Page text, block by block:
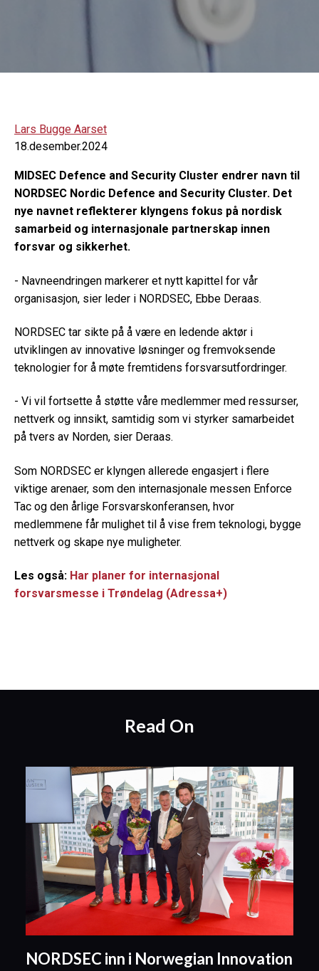
Lars Bugge Aarset
18.desember.2024
MIDSEC Defence and Security Cluster endrer navn til
NORDSEC Nordic Defence and Security Cluster. Det
nye navnet reflekterer klyngens fokus på nordisk
samarbeid og internasjonale partnerskap innen
forsvar og sikkerhet.
- Navneendringen markerer et nytt kapittel for vår
organisasjon, sier leder i NORDSEC, Ebbe Deraas.
NORDSEC tar sikte på å være en ledende aktør i
utviklingen av innovative løsninger og fremvoksende
teknologier for å møte fremtidens forsvarsutfordringer.
- Vi vil fortsette å støtte våre medlemmer med ressurser,
nettverk og innsikt, samtidig som vi styrker samarbeidet
på tvers av Norden, sier Deraas.
Som NORDSEC er klyngen allerede engasjert i flere
viktige arenaer, som den internasjonale messen Enforce
Tac og den årlige Forsvarskonferansen, hvor
medlemmene får mulighet til å vise frem teknologi, bygge
nettverk og skape nye muligheter.
Les også: Har planer for internasjonal
forsvarsmesse i Trøndelag (Adressa+)
Read On
NORDSEC inn i Norwegian Innovation